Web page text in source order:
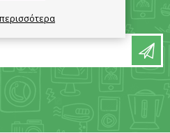
ΔΕΛΤΊΟ